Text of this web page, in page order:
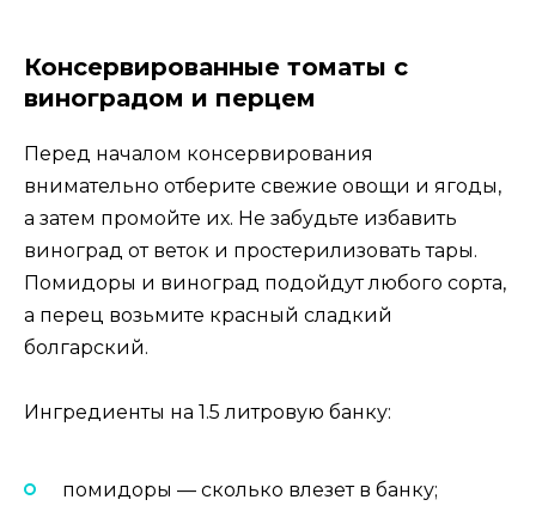
Консервированные томаты с
виноградом и перцем
Перед началом консервирования
внимательно отберите свежие овощи и ягоды,
а затем промойте их. Не забудьте избавить
виноград от веток и простерилизовать тары.
Помидоры и виноград подойдут любого сорта,
а перец возьмите красный сладкий
болгарский.
Ингредиенты на 1.5 литровую банку:
помидоры — сколько влезет в банку;